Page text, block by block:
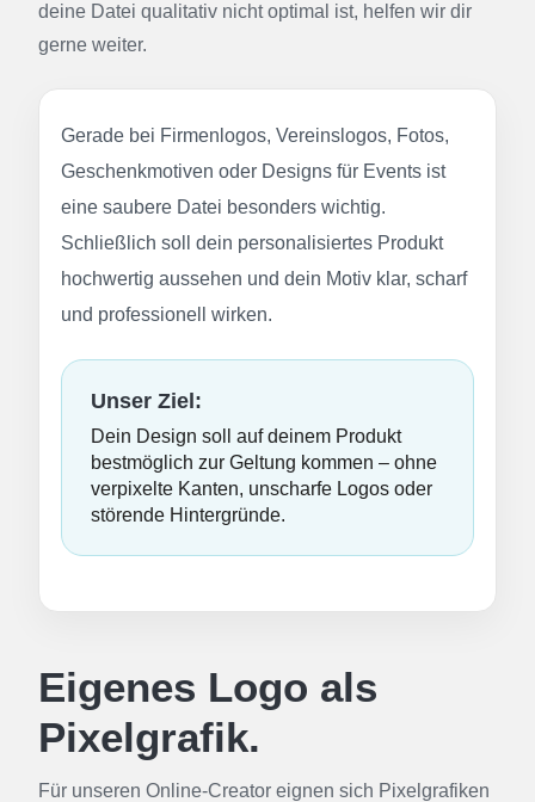
PRINT ON DEMAND
TEAMBUILDING
HANDWERK
ZAHNARZTPRAXIS
SOCKEN PERSONALISIEREN
FOTOTASSEN UND MEHR
GROSSBESTELLUNG
deine Datei qualitativ nicht optimal ist, helfen wir dir
gerne weiter.
Gerade bei Firmenlogos, Vereinslogos, Fotos,
Geschenkmotiven oder Designs für Events ist
eine saubere Datei besonders wichtig.
Schließlich soll dein personalisiertes Produkt
hochwertig aussehen und dein Motiv klar, scharf
und professionell wirken.
Unser Ziel:
Dein Design soll auf deinem Produkt
bestmöglich zur Geltung kommen – ohne
verpixelte Kanten, unscharfe Logos oder
störende Hintergründe.
Eigenes Logo als
Pixelgrafik.
Für unseren Online-Creator eignen sich Pixelgrafiken